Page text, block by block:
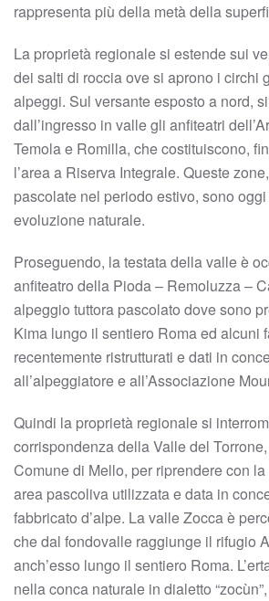
rappresenta più della metà della
La proprietà regionale si estende sui
dei salti di roccia ove si aprono i circhi
alpeggi. Sul versante esposto a nord,
dall’ingresso in valle gli anfiteatri
Temola e Romilla, che costituiscono,
l’area a Riserva Integrale. Queste
pascolate nel periodo estivo, sono oggi
evoluzione naturale.
Proseguendo, la testata della valle è
anfiteatro della Pioda – Remoluzza –
alpeggio tuttora pascolato dove sono
Kima lungo il sentiero Roma ed alcuni
recentemente ristrutturati e dati in
all’alpeggiatore e all’Associazione
Quindi la proprietà regionale si
corrispondenza della Valle del
Comune di Mello, per riprendere con
area pascoliva utilizzata e data in
fabbricato d’alpe. La valle Zocca è
che dal fondovalle raggiunge il rifugio
anch’esso lungo il sentiero Roma.
nella conca naturale in dialetto